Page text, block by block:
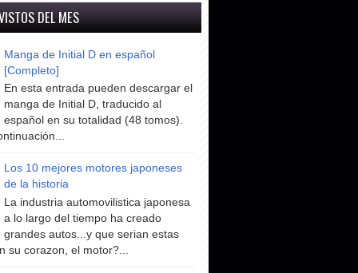
DEL MES
Manga de Initial D en español
[Completo]
En esta entrada pueden descargar el
manga de Initial D, traducido al
español en su totalidad (48 tomos).
Los 10 mejores motores japoneses
de la historia
La industria automovilistica japonesa
a lo largo del tiempo ha creado
grandes autos...y que serian estas
su corazon, el motor?...